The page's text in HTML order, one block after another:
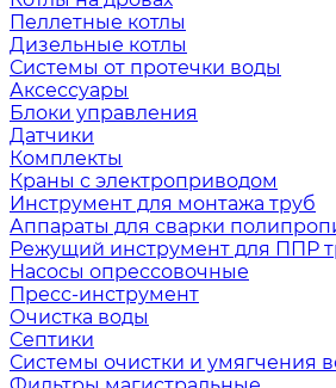
Пеллетные котлы
Дизельные котлы
Системы от протечки воды
Аксессуары
Блоки управления
Датчики
Комплекты
Краны с электроприводом
Инструмент для монтажа труб
Аппараты для сварки
Режущий инструмент для ППР
Насосы опрессовочные
Пресс-инструмент
Очистка воды
Септики
Системы очистки и умягчения